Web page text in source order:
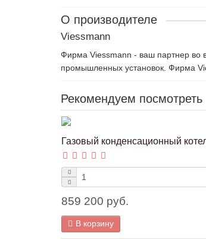
О производителе
Viessmann
Фирма Viessmann - ваш партнер во
промышленных установок. Фирма
Рекомендуем посмотреть
Газовый конденсационный
859 200 руб.
В корзину